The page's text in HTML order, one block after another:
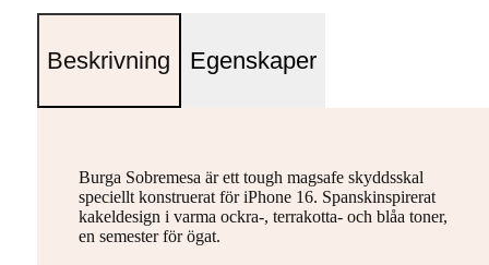
Beskrivning Egenskaper
Burga Sobremesa är ett tough magsafe skyddsskal
speciellt konstruerat för iPhone 16. Spanskinspirerat
kakeldesign i varma ockra-, terrakotta- och blåa toner,
en semester för ögat.